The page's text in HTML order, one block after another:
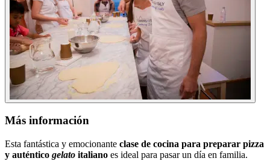
Más información
Esta fantástica y emocionante clase de cocina para preparar pizza
y auténtico gelato italiano es ideal para pasar un día en familia.